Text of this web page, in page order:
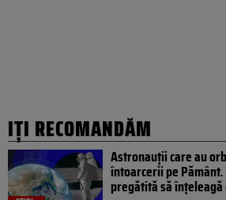
IȚI RECOMANDĂM
Astronauții care au
întoarcerii pe
pregătită să